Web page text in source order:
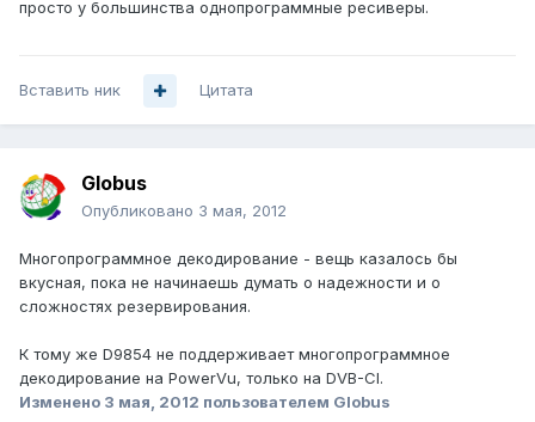
просто у большинства однопрограммные ресиверы.
Вставить ник Цитата
Globus
Опубликовано 3 мая, 2012
Многопрограммное декодирование - вещь казалось бы
вкусная, пока не начинаешь думать о надежности и о
сложностях резервирования.
К тому же D9854 не поддерживает многопрограммное
декодирование на PowerVu, только на DVB-CI.
Изменено 3 мая, 2012 пользователем Globus